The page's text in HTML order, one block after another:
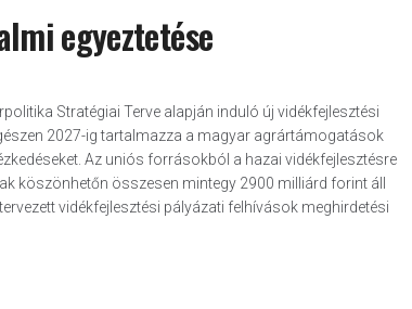
egyeztetése
Stratégiai Terve alapján induló új vidékfejlesztési
2027-ig tartalmazza a magyar agrártámogatások
Az uniós forrásokból a hazai vidékfejlesztésre
köszönhetőn összesen mintegy 2900 milliárd forint áll
vidékfejlesztési pályázati felhívások meghirdetési